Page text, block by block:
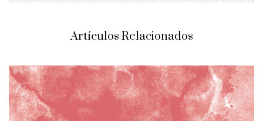
Artículos Relacionados